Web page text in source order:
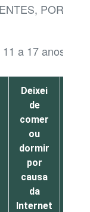
POR
a 17 anos¹
Deixei
de
comer
ou
dormir
por
causa
da
Internet